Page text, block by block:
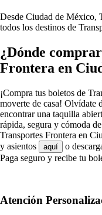
Desde Ciudad de México,
todos los destinos de
¿Dónde
Frontera en
¡Compra tus boletos de
moverte de casa! Olvídate
encontrar una taquilla
rápida, segura y cómoda
Transportes Frontera en
y asientos
aquí
o
Paga seguro y recibe tu
Atención